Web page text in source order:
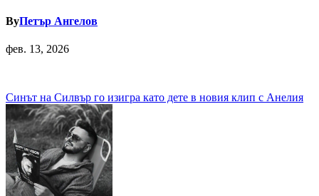
ByПетър Ангелов
фев. 13, 2026
Навигация
Синът на Силвър го изигра като дете в новия клип с Анелия